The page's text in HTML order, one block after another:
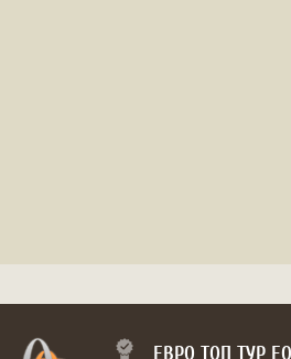
ЕВРО ТОП ТУР